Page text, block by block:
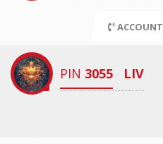
ACCOUNT
PIN 3055 LIV